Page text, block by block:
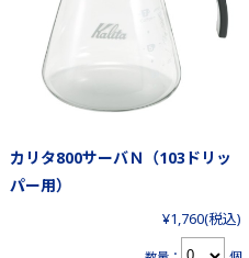
カリタ800サーバＮ（103ドリッ
パー用）
¥1,760(税込)